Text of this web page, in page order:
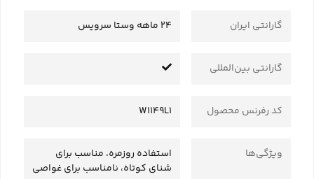
گارانتی ایران 24 ماهه وستا سرویس
گارانتی بین‌المللی
کد رفرنس محصول W1149L1
ویژگی‌ها
استفاده روزمره، مناسب برای
شنای کوتاه، نامناسب برای غواصی